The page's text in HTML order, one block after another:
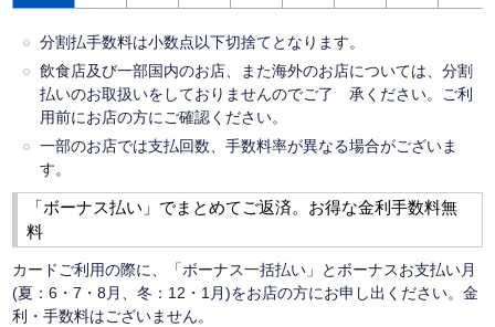
分割払手数料は小数点以下切捨てとなります。
飲食店及び一部国内のお店、また海外のお店については、分割
払いのお取扱いをしておりませんのでご了 承ください。ご利
用前にお店の方にご確認ください。
一部のお店では支払回数、手数料率が異なる場合がございま
す。
「ボーナス払い」でまとめてご返済。お得な金利手数料無
料
カードご利用の際に、「ボーナス一括払い」とボーナスお支払い月
(夏：6・7・8月、冬：12・1月)をお店の方にお申し出ください。金
利・手数料はございません。